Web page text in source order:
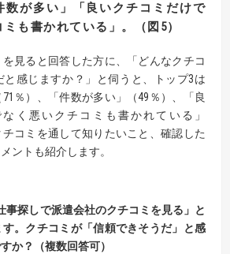
が多い」
「 良いクチコミだけで
ミも書かれている」。（図 5）
見ると回答した方に、「どんなクチコ
と感じますか？」と伺うと、トップ3は
71％）、「件数が多い」（49％）、「良
く悪いクチコミも書かれている」
チコミを通して知りたいこと、確認した
ントも紹介します。
事探しで派遣会社のクチコミを見る」と
。 クチコミが「信頼できそうだ」と感
か？（複数回答可）